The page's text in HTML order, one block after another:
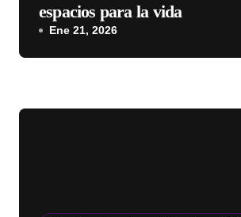
espacios para la vida
Ene 21, 2026